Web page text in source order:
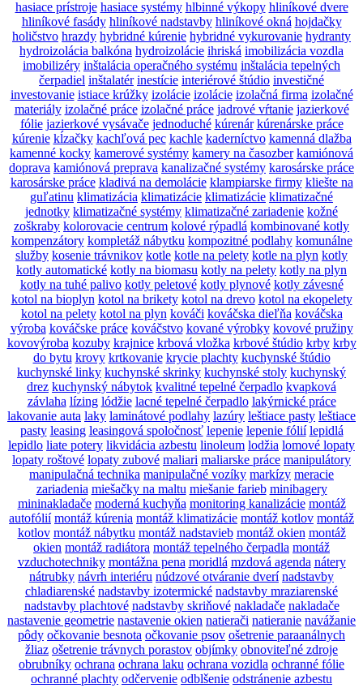
hasiace prístroje hasiace systémy hlbinné výkopy hliníkové dvere
hliníkové fasády hliníkové nadstavby hliníkové okná hojdačky
holičstvo hrazdy hybridné kúrenie hybridné vykurovanie hydranty
hydroizolácia balkóna hydroizolácie ihriská imobilizácia vozdla
imobilizéry inštalácia operačného systému inštalácia tepelných
čerpadiel inštalatér inestície interiérové štúdio investičné
investovanie istiace krúžky izolácie izolácie izolačná firma izolačné
materiály izolačné práce izolačné práce jadrové vŕtanie jazierkové
fólie jazierkové vysávače jednoduché kúrenár kúrenárske práce
kúrenie kĺzačky kachľová pec kachle kaderníctvo kamenná dlažba
kamenné kocky kamerové systémy kamery na časozber kamiónová
doprava kamiónová preprava kanalizačné systémy karosárske práce
karosárske práce kladivá na demolácie klampiarske firmy kliešte na
guľatinu klimatizácia klimatizácie klimatizácie klimatizačné
jednotky klimatizačné systémy klimatizačné zariadenie kožné
zoškraby kolorovacie centrum kolové rýpadlá kombinované kotly
kompenzátory kompletáž nábytku kompozitné podlahy komunálne
služby kosenie trávnikov kotle kotle na pelety kotle na plyn kotly
kotly automatické kotly na biomasu kotly na pelety kotly na plyn
kotly na tuhé palivo kotly peletové kotly plynové kotly závesné
kotol na bioplyn kotol na brikety kotol na drevo kotol na ekopelety
kotol na pelety kotol na plyn kováči kováčska dieľňa kováčska
výroba kováčske práce kováčstvo kované výrobky kovové pružiny
kovovýroba kozuby krajnice krbová vložka krbové štúdio krby krby
do bytu krovy krtkovanie krycie plachty kuchynské štúdio
kuchynské linky kuchynské skrinky kuchynské stoly kuchynský
drez kuchynský nábytok kvalitné tepelné čerpadlo kvapková
závlaha lízing lódžie lacné tepelné čerpadlo lakýrnické práce
lakovanie auta laky laminátové podlahy lazúry leštiace pasty leštiace
pasty leasing leasingová spoločnosť lepenie lepenie fólií lepidlá
lepidlo liate potery likvidácia azbestu linoleum lodžia lomové lopaty
lopaty roštové lopaty zubové maliari maliarske práce manipulátory
manipulačná technika manipulačné vozíky markízy meracie
zariadenia miešačky na maltu miešanie farieb minibagery
mininakladače moderná kuchyňa monitoring kanalizácie montáž
autofólií montáž kúrenia montáž klimatizácie montáž kotlov montáž
kotlov montáž nábytku montáž nadstavieb montáž okien montáž
okien montáž radiátora montáž tepelného čerpadla montáž
vzduchotechniky montážna pena moridlá mzdová agenda nátery
nátrubky návrh interiéru núdzové otváranie dverí nadstavby
chladiarenské nadstavby izotermické nadstavby mraziarenské
nadstavby plachtové nadstavby skriňové nakladače nakladače
nastavenie geometrie nastavenie okien natierači natieranie navážanie
pôdy očkovanie besnota očkovanie psov ošetrenie paraanálnych
žliaz ošetrenie trávnych porastov objímky obnoviteľné zdroje
obrubníky ochrana ochrana laku ochrana vozidla ochranné fólie
ochranné plachty odčervenie odblšenie odstránenie azbestu